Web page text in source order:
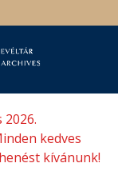
kedves
kívánunk!